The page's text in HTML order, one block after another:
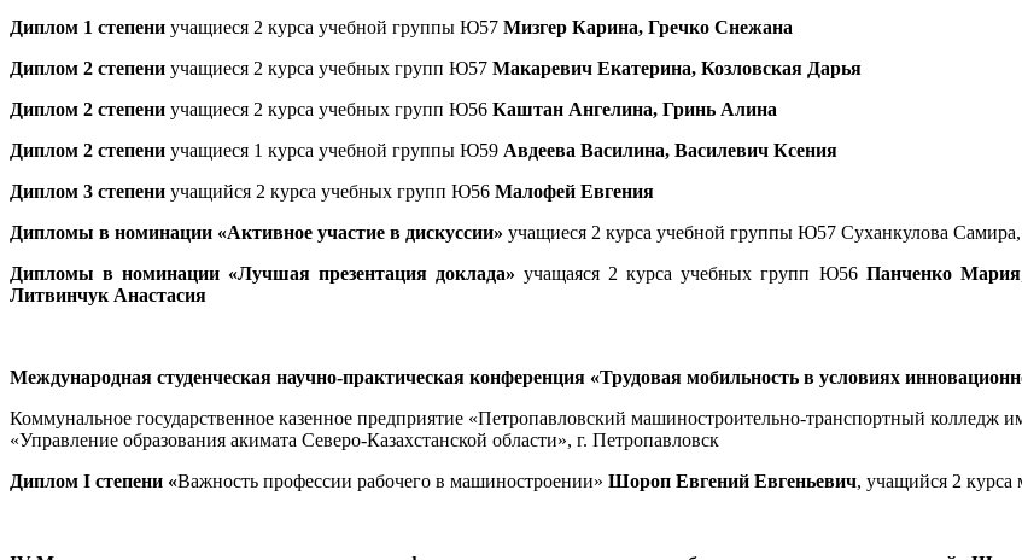
Диплом 1 степени учащиеся 2 курса учебной группы Ю57 Мизгер Карина, Гречко Снежана
Диплом 2 степени учащиеся 2 курса учебных групп Ю57 Макаревич Екатерина, Козловская Дарья
Диплом 2 степени учащиеся 2 курса учебных групп Ю56 Каштан Ангелина, Гринь Алина
Диплом 2 степени учащиеся 1 курса учебной группы Ю59 Авдеева Василина, Василевич Ксения
Диплом 3 степени учащийся 2 курса учебных групп Ю56 Малофей Евгения
Дипломы в номинации «Активное участие в дискуссии» учащиеся 2 курса учебной группы Ю57 Суханкулова
Дипломы в номинации «Лучшая презентация доклада» учащаяся 2 курса учебных групп Ю56 Панченко Мария
Литвинчук Анастасия
Международная студенческая научно-практическая конференция «Трудовая мобильность в условиях
Коммунальное государственное казенное предприятие «Петропавловский машиностроительно-транспортный
«Управление образования акимата Северо-Казахстанской области», г. Петропавловск
Диплом I степени «Важность профессии рабочего в машиностроении» Шороп Евгений Евгеньевич, учащийся 2 курса